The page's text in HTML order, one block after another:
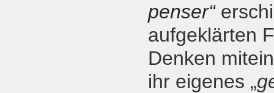
penser“
aufgeklärten
Denken
ihr eigenes „